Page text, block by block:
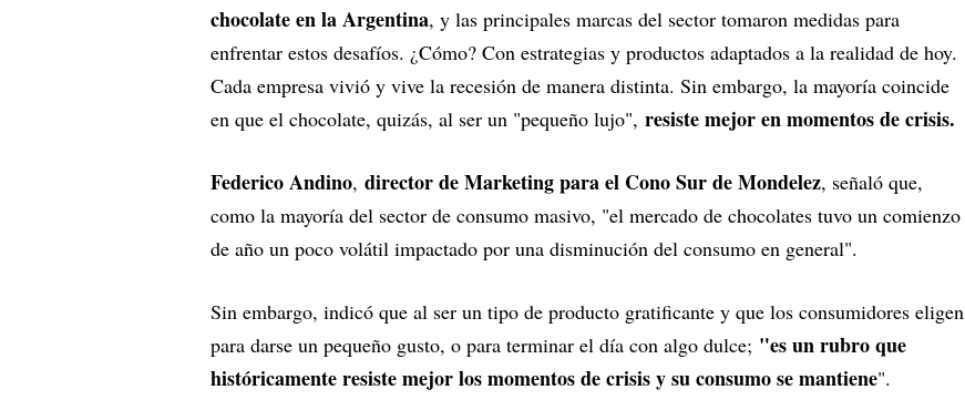
chocolate en la Argentina, y las principales marcas del sector tomaron medidas para
enfrentar estos desafíos. ¿Cómo? Con estrategias y productos adaptados a la realidad de hoy.
Cada empresa vivió y vive la recesión de manera distinta. Sin embargo, la mayoría coincide
en que el chocolate, quizás, al ser un "pequeño lujo", resiste mejor en momentos de crisis.
Federico Andino, director de Marketing para el Cono Sur de Mondelez, señaló que,
como la mayoría del sector de consumo masivo, "el mercado de chocolates tuvo un comienzo
de año un poco volátil impactado por una disminución del consumo en general".
Sin embargo, indicó que al ser un tipo de producto gratificante y que los consumidores eligen
para darse un pequeño gusto, o para terminar el día con algo dulce; "es un rubro que
históricamente resiste mejor los momentos de crisis y su consumo se mantiene".